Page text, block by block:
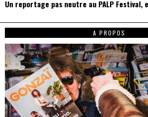
Un reportage pas neutre au PALP Festival,
A PROPOS